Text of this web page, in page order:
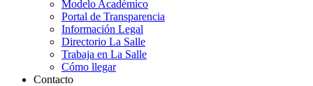
Modelo Académico
Portal de Transparencia
Información Legal
Directorio La Salle
Trabaja en La Salle
Cómo llegar
Contacto